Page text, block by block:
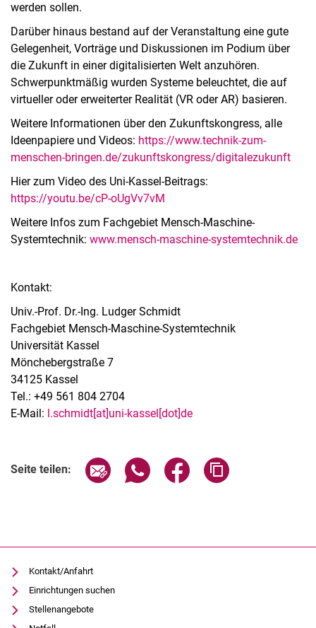
werden sollen.
Darüber hinaus bestand auf der Veranstaltung eine gute
Gelegenheit, Vorträge und Diskussionen im Podium über
die Zukunft in einer digitalisierten Welt anzuhören.
Schwerpunktmäßig wurden Systeme beleuchtet, die auf
virtueller oder erweiterter Realität (VR oder AR) basieren.
Weitere Informationen über den Zukunftskongress, alle
Ideenpapiere und Videos: https://www.technik-zum-
menschen-bringen.de/zukunftskongress/digitalezukunft
Hier zum Video des Uni-Kassel-Beitrags:
https://youtu.be/cP-oUgVv7vM
Weitere Infos zum Fachgebiet Mensch-Maschine-
Systemtechnik: www.mensch-maschine-systemtechnik.de
Kontakt:
Univ.-Prof. Dr.-Ing. Ludger Schmidt
Fachgebiet Mensch-Maschine-Systemtechnik
Universität Kassel
Mönchebergstraße 7
34125 Kassel
Tel.: +49 561 804 2704
E-Mail: l.schmidt[at]uni-kassel[dot]de
Seite teilen: Seite über E-Mail teilen
Seite über WhatsApp teilen
Seite über Facebook
Kontakt/Anfahrt
Einrichtungen suchen
Stellenangebote